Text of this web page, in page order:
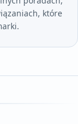
które